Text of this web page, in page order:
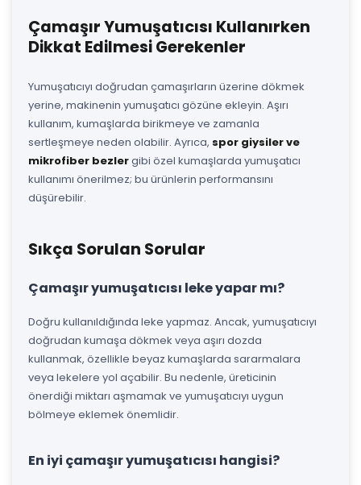
Çamaşır Yumuşatıcısı Kullanırken
Dikkat Edilmesi Gerekenler
Yumuşatıcıyı doğrudan çamaşırların üzerine dökmek
yerine, makinenin yumuşatıcı gözüne ekleyin. Aşırı
kullanım, kumaşlarda birikmeye ve zamanla
sertleşmeye neden olabilir. Ayrıca, spor giysiler ve
mikrofiber bezlergibi özel kumaşlarda yumuşatıcı
kullanımı önerilmez; bu ürünlerin performansını
düşürebilir.
Sıkça Sorulan Sorular
Çamaşır yumuşatıcısı leke yapar mı?
Doğru kullanıldığında leke yapmaz. Ancak, yumuşatıcıyı
doğrudan kumaşa dökmek veya aşırı dozda
kullanmak, özellikle beyaz kumaşlarda sararmalara
veya lekelere yol açabilir. Bu nedenle, üreticinin
önerdiği miktarı aşmamak ve yumuşatıcıyı uygun
bölmeye eklemek önemlidir.
En iyi çamaşır yumuşatıcısı hangisi?